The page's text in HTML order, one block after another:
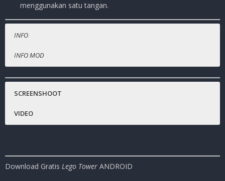
menggunakan satu tangan.
INFO
INFO MOD
Platfrom
Ukuran Game
SCREENSHOOT
VIDEO
Download Gratis Lego Tower ANDROID